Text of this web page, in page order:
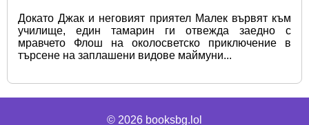
Докато Джак и неговият приятел Малек вървят към
училище, един тамарин ги отвежда заедно с
мравчето Флош на околосветско приключение в
търсене на заплашени видове маймуни...
© 2026 booksbg.lol